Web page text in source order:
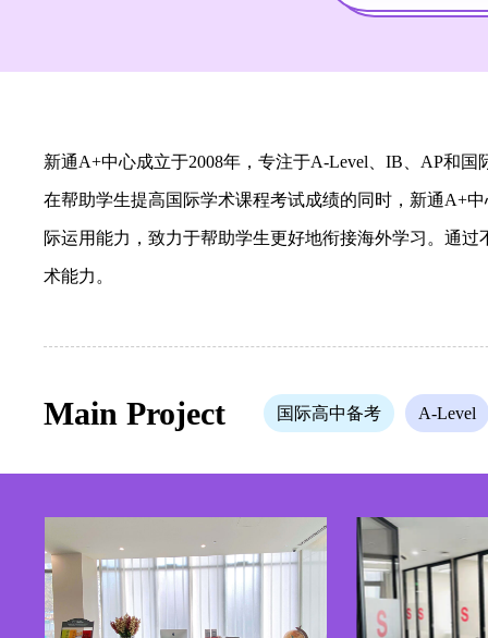
新通A+中心成立于2008年，专注于A-Level、IB、AP和
在帮助学生提高国际学术课程考试成绩的同时，新通A+
际运用能力，致力于帮助学生更好地衔接海外学习。通
术能力。
Main Project 国际高中备考 A-Level